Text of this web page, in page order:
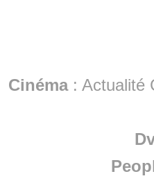
Cinéma: Actualité